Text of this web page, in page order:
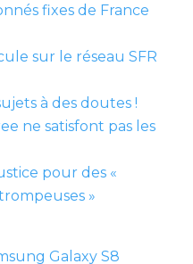
fixes de France
sur le réseau SFR
à des doutes !
ne satisfont pas les
pour des «
»
Galaxy S8